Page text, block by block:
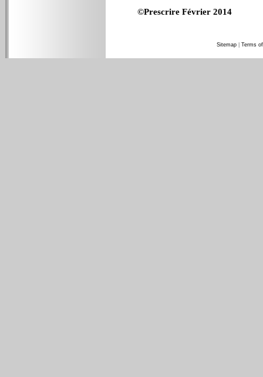
©Prescrire Février 2014
Sitemap Terms